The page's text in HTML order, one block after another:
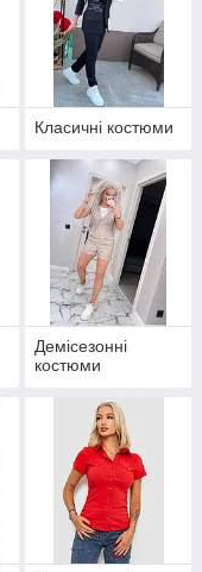
Класичні костюми
Демісезонні
костюми